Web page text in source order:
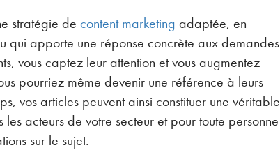
stratégie de content marketing adaptée, en
qui apporte une réponse concrète aux demandes
vous captez leur attention et vous augmentez
pourriez même devenir une référence à leurs
vos articles peuvent ainsi constituer une véritable
les acteurs de votre secteur et pour toute personne
sur le sujet.